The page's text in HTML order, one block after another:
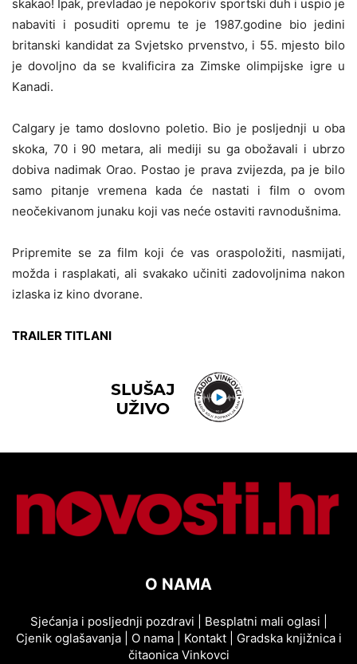
skakao! Ipak, prevladao je nepokoriv sportski duh i uspio je
nabaviti i posuditi opremu te je 1987.godine bio jedini
britanski kandidat za Svjetsko prvenstvo, i 55. mjesto bilo
je dovoljno da se kvalificira za Zimske olimpijske igre u
Kanadi.
Calgary je tamo doslovno poletio. Bio je posljednji u oba
skoka, 70 i 90 metara, ali mediji su ga obožavali i ubrzo
dobiva nadimak Orao. Postao je prava zvijezda, pa je bilo
samo pitanje vremena kada će nastati i film o ovom
neočekivanom junaku koji vas neće ostaviti ravnodušnima.
Pripremite se za film koji će vas oraspoložiti, nasmijati,
možda i rasplakati, ali svakako učiniti zadovoljnima nakon
izlaska iz kino dvorane.
TRAILER TITLANI
O NAMA
Sjećanja i posljednji pozdravi Besplatni mali oglasi
Cjenik oglašavanja| O nama| Kontakt| Gradska knjižnica i
čitaonica Vinkovci